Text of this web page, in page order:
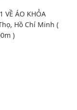
VỀ ÁO KHỎA
Hồ Chí Minh (
)